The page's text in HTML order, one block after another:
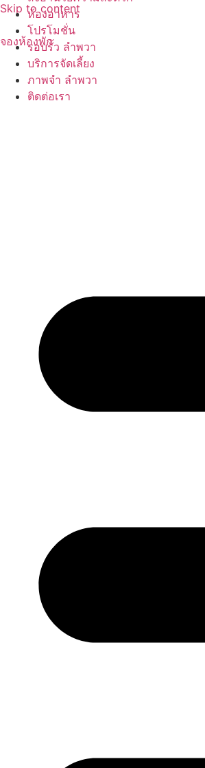
Skip to content
จองห้องพัก
ห้องอาหาร
โปรโมชั่น
รอบรั้ว ลำพวา
บริการจัดเลี้ยง
ภาพจำ ลำพวา
ติดต่อเรา